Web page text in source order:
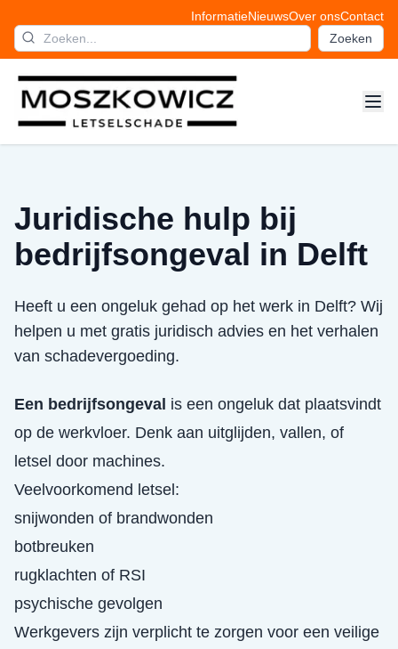
InformatieNieuwsOver onsContact
Zoeken
Juridische hulp bij
bedrijfsongeval in Delft
Heeft u een ongeluk gehad op het werk in Delft? Wij
helpen u met gratis juridisch advies en het verhalen
van schadevergoeding.
Een bedrijfsongeval is een ongeluk dat plaatsvindt
op de werkvloer. Denk aan uitglijden, vallen, of
letsel door machines.
Veelvoorkomend letsel:
snijwonden of brandwonden
botbreuken
rugklachten of RSI
psychische gevolgen
Werkgevers zijn verplicht te zorgen voor een veilige